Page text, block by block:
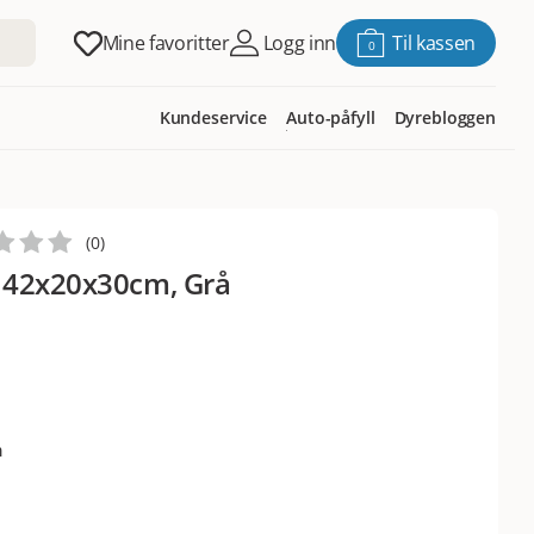
Mine favoritter Logg inn 0 Til kassen
Kundeservice Auto-påfyll Dyrebloggen
Grå
(0)